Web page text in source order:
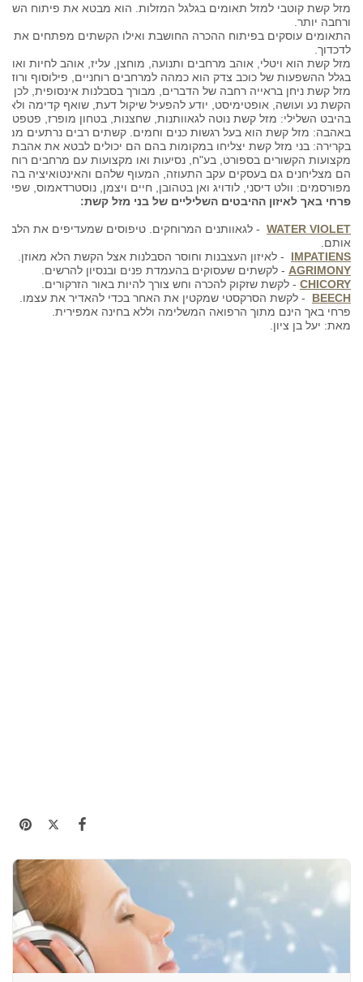
מזל קשת קוטבי למזל תאומים בגלגל המזלות. הוא מבטא את פיתוח השכל
ורחבה יותר
התאומים עוסקים בפיתוח ההכרה החושבת ואילו הקשתים מפתחים את
לדכדוך
מזל קשת הוא ויטלי, אוהב מרחבים ותנועה, מוחצן, עליז, אוהב לחיות
בגלל ההשפעות של כוכב צדק הוא כמהה למרחבים רוחניים, פילוסוף
מזל קשת ניחן בראייה רחבה של הדברים, מבורך בסבלנות אינסופית, לכן
הקשת נע ועושה, אופטימיסט, יודע להפעיל שיקול דעת, שואף קדימה ולא
בהיבט השלילי: מזל קשת נוטה לגאוותנות, שחצנות, בטחון מופרז,
באהבה: מזל קשת הוא בעל רגשות כנים וחמים. קשתים רבים נרתעים
בקרירה: בני מזל קשת יצליחו במקומות בהם הם יכולים לבטא את אהבת
מקצועות הקשורים בספורט, בע"ח, נסיעות ואו מקצועות עם מרחבים
הם מצליחנים גם בעסקים עקב התעוזה, המעוף שלהם והאינטואיציה בה
מפורסמים: וולט דיסני, לודויג ואן בטהובן, חיים ויצמן, נוסטרדאמוס,
פרחי באך לאיזון ההיבטים השליליים של בני מזל קשת:
WATER VIOLET - לגאוותנים המרוחקים. טיפוסים שמעדיפים את הלבד
אותם
IMPATIENS - לאיזון העצבנות וחוסר הסבלנות אצל הקשת הלא מאוזן
AGRIMONY - לקשתים שעסוקים בהעמדת פנים ובנסיון להרשים
CHICORY - לקשת שזקוק להכרה וחש צורך להיות באור הזרקורים
BEECH - לקשת הסרקסטי שמקטין את האחר בכדי להאדיר את עצמו
פרחי באך הינם מתוך הרפואה המשלימה וללא בחינה אמפירית.
מאת: יעל בן ציון.